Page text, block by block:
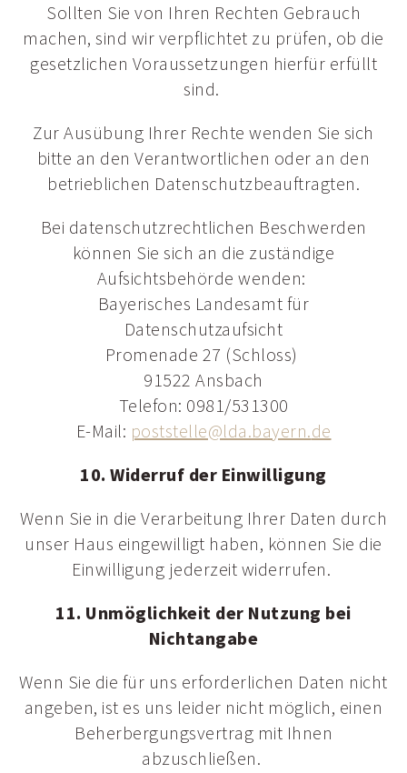
Sollten Sie von Ihren Rechten Gebrauch
machen, sind wir verpflichtet zu prüfen, ob die
gesetzlichen Voraussetzungen hierfür erfüllt
sind.
Zur Ausübung Ihrer Rechte wenden Sie sich
bitte an den Verantwortlichen oder an den
betrieblichen Datenschutzbeauftragten.
Bei datenschutzrechtlichen Beschwerden
können Sie sich an die zuständige
Aufsichtsbehörde wenden:
Bayerisches Landesamt für
Datenschutzaufsicht
Promenade 27 (Schloss)
91522 Ansbach
Telefon: 0981/531300
E-Mail: poststelle@lda.bayern.de
10. Widerruf der Einwilligung
Wenn Sie in die Verarbeitung Ihrer Daten durch
unser Haus eingewilligt haben, können Sie die
Einwilligung jederzeit widerrufen.
11. Unmöglichkeit der Nutzung bei
Nichtangabe
Wenn Sie die für uns erforderlichen Daten nicht
angeben, ist es uns leider nicht möglich, einen
Beherbergungsvertrag mit Ihnen
abzuschließen.